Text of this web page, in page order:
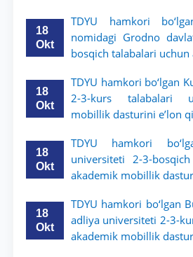
18
Okt
TDYU hamkori
nomidagi Grodno davlat
bosqich talabalari
18
Okt
TDYU hamkori bo‘lgan
2-3-kurs talabalari
mobillik dasturini e’lon
18
Okt
TDYU hamkori
universiteti 2-3-
akademik mobillik
18
Okt
TDYU hamkori bo‘lgan
adliya universiteti 2-3-
akademik mobillik